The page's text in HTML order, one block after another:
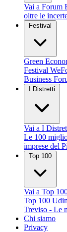
Vai a Forum
oltre le
Festival
Green
Festival
Business
I Distretti
Vai a I
Le 100
imprese del
Top 100
Vai a Top
Top 100
Treviso - Le
Chi siamo
Privacy